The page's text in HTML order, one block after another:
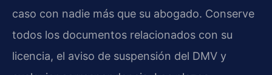
caso con nadie más que su abogado. Conserve
todos los documentos relacionados con su
licencia, el aviso de suspensión del DMV y